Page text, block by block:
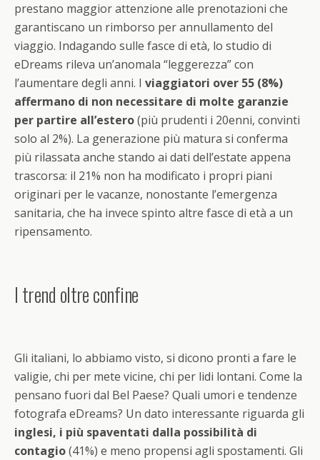
prestano maggior attenzione alle prenotazioni che
garantiscano un rimborso per annullamento del
viaggio. Indagando sulle fasce di età, lo studio di
eDreams rileva un’anomala “leggerezza” con
l’aumentare degli anni. I viaggiatori over 55 (8%)
affermano di non necessitare di molte garanzie
per partire all’estero(più prudenti i 20enni, convinti
solo al 2%). La generazione più matura si conferma
più rilassata anche stando ai dati dell’estate appena
trascorsa: il 21% non ha modificato i propri piani
originari per le vacanze, nonostante l’emergenza
sanitaria, che ha invece spinto altre fasce di età a un
ripensamento.
I trend oltre confine
Gli italiani, lo abbiamo visto, si dicono pronti a fare le
valigie, chi per mete vicine, chi per lidi lontani. Come la
pensano fuori dal Bel Paese? Quali umori e tendenze
fotografa eDreams? Un dato interessante riguarda gli
inglesi, i più spaventati dalla possibilità di
contagio(41%) e meno propensi agli spostamenti. Gli